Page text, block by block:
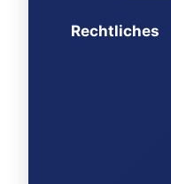
Rechtliches